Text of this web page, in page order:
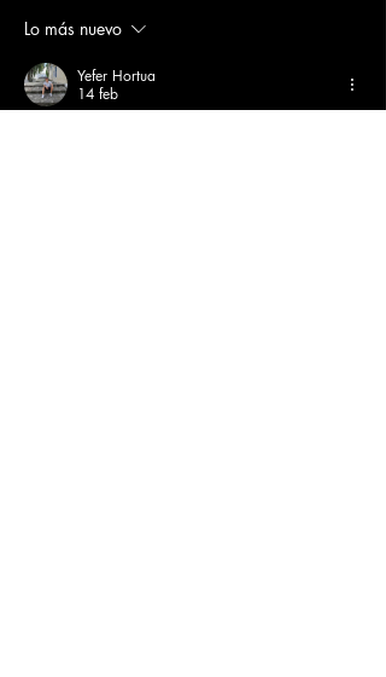
Lo más nuevo
Yefer Hortua
14 feb